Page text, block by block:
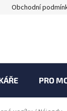
Obchodní
PRO